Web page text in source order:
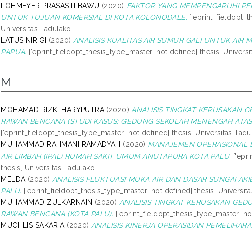
LOHMEYER PRASASTI BAWU (2020) FAKTOR YANG MEMPENGARUHI
UNTUK TUJUAN KOMERSIAL DI KOTA KOLONODALE.
Universitas Tadulako.
LATUS NIRIGI
(2020) ANALISIS KUALITAS AIR SUMUR GALI UNTUK AIR
PAPUA. ['eprint_fieldopt_thesis_type_master' not defined] thesis,
M
MOHAMAD RIZKI HARYPUTRA (2020) ANALISIS TINGKAT KERUSAKAN
RAWAN BENCANA (STUDI KASUS: GEDUNG SEKOLAH MENENGAH
['eprint_fieldopt_thesis_type_master' not defined] thesis, Universitas
MUHAMMAD RAHMANI RAMADYAH (2020) MANAJEMEN OPERASIONAL
AIR LIMBAH (IPAL) RUMAH SAKIT UMUM ANUTAPURA KOTA PALU.
thesis, Universitas Tadulako.
MELDA (2020) ANALISIS FLUKTUASI MUKA AIR DAN DASAR SUNGAI
PALU. ['eprint_fieldopt_thesis_type_master' not defined] thesis,
MUHAMMAD ZULKARNAIN (2020) ANALISIS TINGKAT KERUSAKAN
RAWAN BENCANA (KOTA PALU). ['eprint_fieldopt_thesis_type_master'
MUCHLIS SAKARIA (2020) ANALISIS KINERJA OPERASIDAN